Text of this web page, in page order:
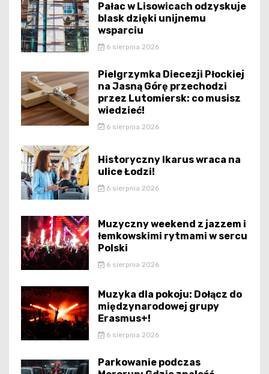
Pałac w Lisowicach odzyskuje
blask dzięki unijnemu
wsparciu
6 sierpnia 2026
Pielgrzymka Diecezji Płockiej
na Jasną Górę przechodzi
przez Lutomiersk: co musisz
wiedzieć!
6 sierpnia 2026
Historyczny Ikarus wraca na
ulice Łodzi!
6 sierpnia 2026
Muzyczny weekend z jazzem i
łemkowskimi rytmami w sercu
Polski
6 sierpnia 2026
Muzyka dla pokoju: Dołącz do
międzynarodowej grupy
Erasmus+!
6 sierpnia 2026
Parkowanie podczas